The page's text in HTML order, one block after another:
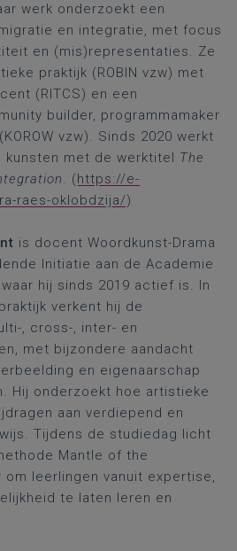
werk onderzoekt een
en integratie, met focus
en (mis)representaties. Ze
praktijk (ROBIN vzw) met
(RITCS) en een
builder, programmamaker
vzw). Sinds 2020 werkt
kunsten met de werktitel The
. (https://e-
raes-oklobdzija/)
is docent Woordkunst-Drama
Initiatie aan de Academie
hij sinds 2019 actief is. In
verkent hij de
, cross-, inter- en
met bijzondere aandacht
en eigenaarschap
Hij onderzoekt hoe artistieke
aan verdiepend en
Tijdens de studiedag licht
Mantle of the
om leerlingen vanuit expertise,
te laten leren en